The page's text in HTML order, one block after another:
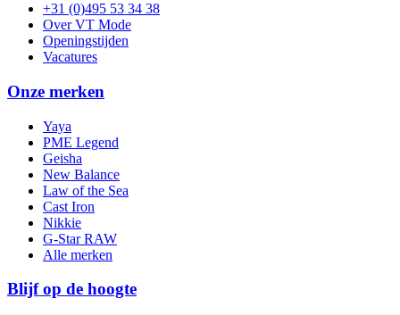
+31 (0)495 53 34 38
Over VT Mode
Openingstijden
Vacatures
Onze merken
Yaya
PME Legend
Geisha
New Balance
Law of the Sea
Cast Iron
Nikkie
G-Star RAW
Alle merken
Blijf op de hoogte